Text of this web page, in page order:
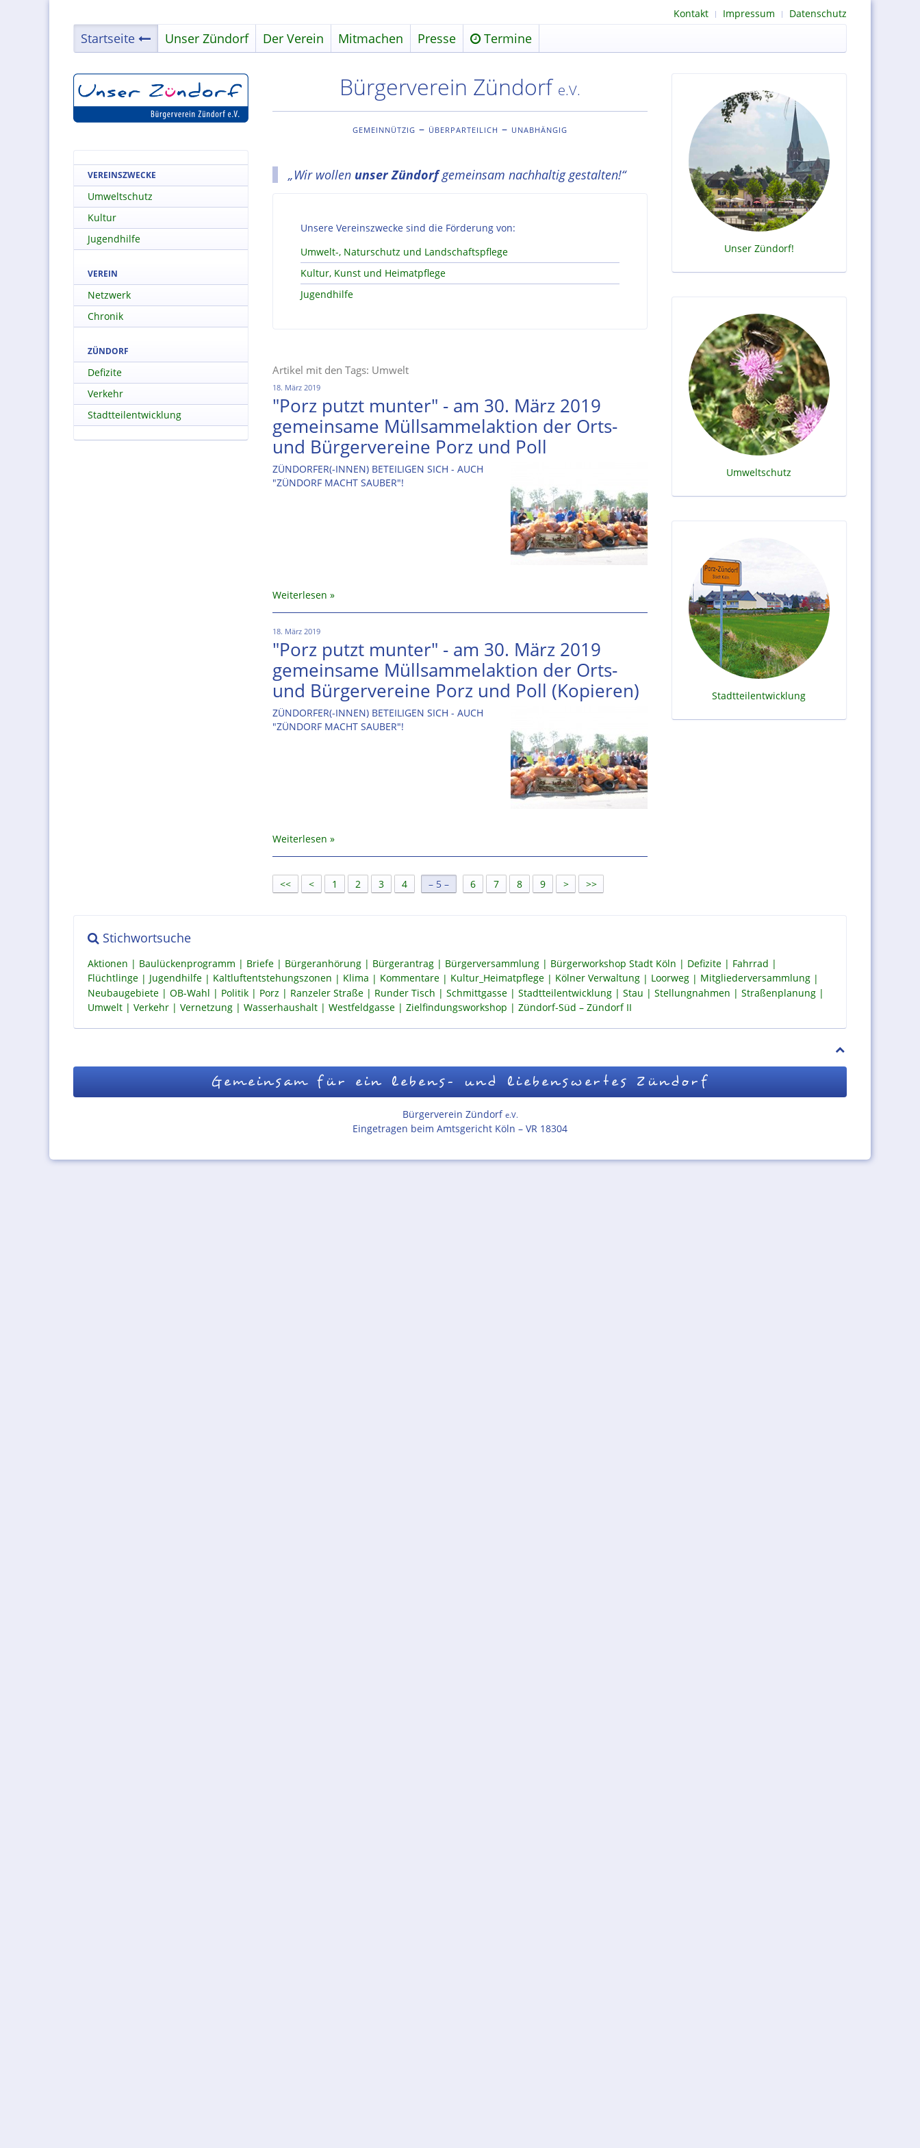
Kontakt Impressum Datenschutz
Startseite Unser Zündorf Der Verein Mitmachen Presse Termine
Bürgerverein Zündorf e.V.
gemeinnützig – überparteilich – unabhängig
„Wir wollen unser Zündorfgemeinsam nachhaltig gestalten!“
Unsere Vereinszwecke sind die Förderung von:
Umwelt-, Naturschutz und Landschaftspflege
Kultur, Kunst und Heimatpflege
Jugendhilfe
Artikel mit den Tags: Umwelt
18. März 2019
"Porz putzt munter" - am 30. März 2019
gemeinsame Müllsammelaktion der Orts-
und Bürgervereine Porz und Poll
ZÜNDORFER(-INNEN) BETEILIGEN SICH - AUCH
"ZÜNDORF MACHT SAUBER"!
Weiterlesen
18. März 2019
"Porz putzt munter" - am 30. März 2019
gemeinsame Müllsammelaktion der Orts-
und Bürgervereine Porz und Poll (Kopieren)
ZÜNDORFER(-INNEN) BETEILIGEN SICH - AUCH
"ZÜNDORF MACHT SAUBER"!
Weiterlesen
<< < 1 2 3 4 5 6 7 8 9 > >>
VEREINSZWECKE
Umweltschutz
Kultur
Jugendhilfe
VEREIN
Netzwerk
Chronik
ZÜNDORF
Defizite
Verkehr
Stadtteilentwicklung
Unser Zündorf!
Umweltschutz
Stadtteilentwicklung
Stichwortsuche
Aktionen Baulückenprogramm Briefe Bürgeranhörung Bürgerantrag Bürgerversammlung Bürgerworkshop Stadt Köln Defizite
Fahrrad
Flüchtlinge
Jugendhilfe Kaltluftentstehungszonen Klima Kommentare Kultur_Heimatpflege Kölner Verwaltung Loorweg
Mitgliederversammlung
Neubaugebiete
OB-Wahl Politik Porz Ranzeler Straße Runder Tisch Schmittgasse Stadtteilentwicklung Stau Stellungnahmen
Straßenplanung
Umwelt
Verkehr Vernetzung Wasserhaushalt Westfeldgasse Zielfindungsworkshop Zündorf-Süd – Zündorf II
Gemeinsam für ein lebens- und liebenswertes Zündorf
Bürgerverein Zündorf e.V.
Eingetragen beim Amtsgericht Köln – VR 18304